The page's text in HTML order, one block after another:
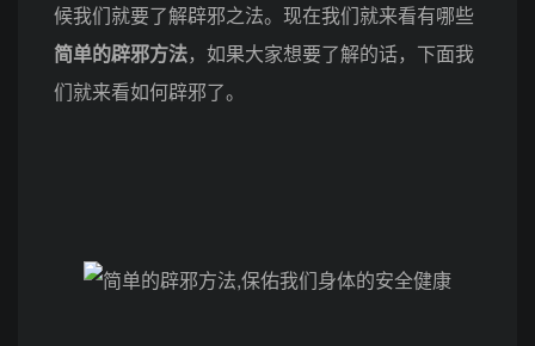
候我们就要了解辟邪之法。现在我们就来看有哪些
简单的辟邪方法，如果大家想要了解的话，下面我
们就来看如何辟邪了。